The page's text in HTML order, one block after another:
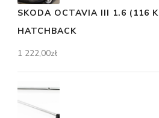
SKODA OCTAVIA III 1.6 (116
HATCHBACK
1 222,00zł